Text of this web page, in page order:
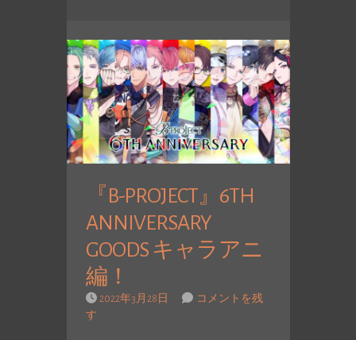
『B-PROJECT』6TH
ANNIVERSARY
GOODS キャラアニ
編！
2022年3月28日
コメントを残
す